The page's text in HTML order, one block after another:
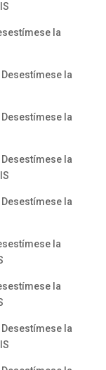
la
la
la
la
la
la
la
la